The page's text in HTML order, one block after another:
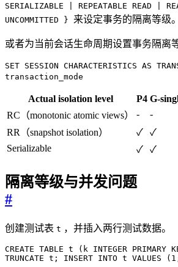
SERIALIZABLE | REPEATABLE READ |
UNCOMMITTED } 来设定事务的隔离等级。
或者为当前会话生命周期设置事务隔离
SET SESSION CHARACTERISTICS AS
transaction_mode
Actual isolation level P4 G-
RC（monotonic atomic views）
- -
RR（snapshot isolation）
✓ ✓
Serializable
✓ ✓
隔离等级与并发问题
#
创建测试表 t ，并插入两行测试数据。
CREATE TABLE t ( k INTEGER PRIMARY
TRUNCATE t ; INSERT INTO t VALUES ( 1